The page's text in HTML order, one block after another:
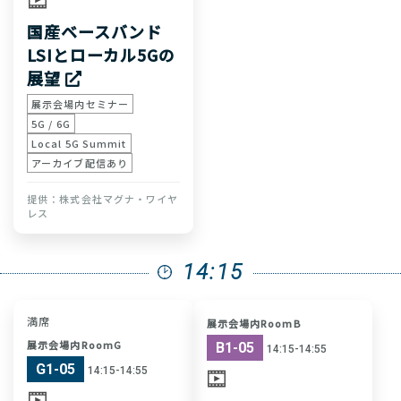
国産ベースバンド
LSIとローカル5Gの
展望
展示会場内セミナー
5G / 6G
Local 5G Summit
アーカイブ配信あり
株式会社マグナ・ワイヤ
レス
14:15
満席
展示会場内RoomG
G1-05 14:15-14:55
展示会場内RoomB
B1-05 14:15-14:55